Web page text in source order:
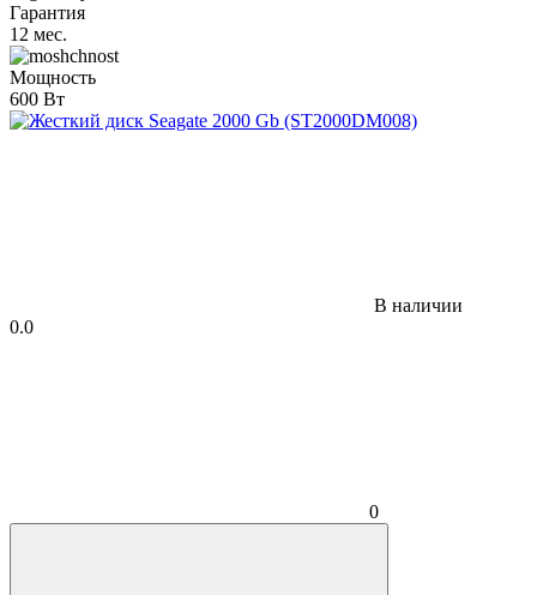
Гарантия
12 мес.
Мощность
600 Вт
В наличии
0.0
0